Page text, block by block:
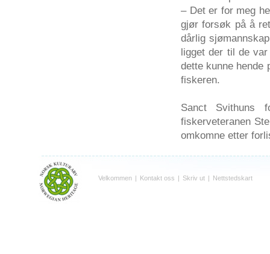
– Det er for meg
gjør forsøk på å
dårlig
ligget der til de
dette kunne hende
fiskeren.
Sanct Svithuns
fiskerveteranen
omkomne etter
Velkommen Kontakt oss Skriv ut Nettstedskart